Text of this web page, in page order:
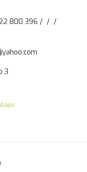
800 396 / / /
3